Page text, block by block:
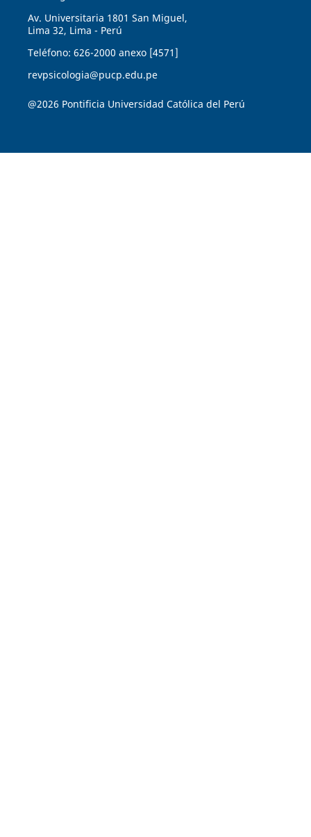
Av. Universitaria 1801 San Miguel,
Lima 32, Lima - Perú
Teléfono: 626-2000 anexo [4571]
revpsicologia@pucp.edu.pe
@2026 Pontificia Universidad Católica del Perú